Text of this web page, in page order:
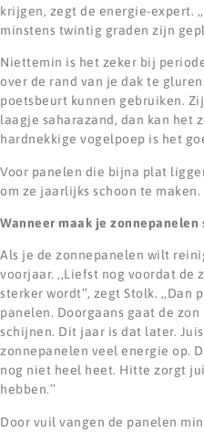
krijgen, zegt de energie-expert.
minstens twintig graden zijn
Niettemin is het zeker bij
over de rand van je dak te
poetsbeurt kunnen gebruiken.
laagje saharazand, dan kan het
hardnekkige vogelpoep is het
Voor panelen die bijna plat
om ze jaarlijks schoon te maken.
Wanneer maak je zonnepanelen
Als je de zonnepanelen wilt
voorjaar. ,,Liefst nog voordat de
sterker wordt’’, zegt Stolk.
panelen. Doorgaans gaat de
schijnen. Dit jaar is dat later.
zonnepanelen veel energie op.
nog niet heel heet. Hitte zorgt
hebben.’’
Door vuil vangen de panelen